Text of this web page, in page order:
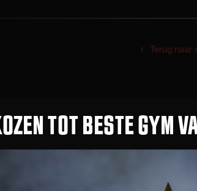
Terug naar
TOT BESTE GYM